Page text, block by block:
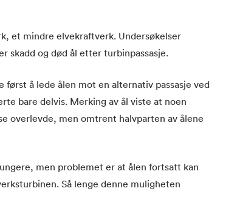
et mindre elvekraftverk. Undersøkelser
skadd og død ål etter turbinpassasje.
først å lede ålen mot en alternativ passasje ved
bare delvis. Merking av ål viste at noen
overlevde, men omtrent halvparten av ålene
men problemet er at ålen fortsatt kan
Så lenge denne muligheten